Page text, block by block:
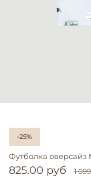
-25%
Футболка оверсайз
825.00 руб 1